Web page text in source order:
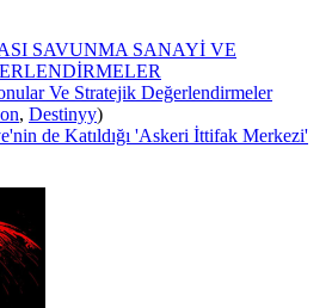
SAVUNMA SANAYİ VE
Ve Stratejik Değerlendirmeler
, Destinyy)
de Katıldığı 'Askeri İttifak Merkezi'